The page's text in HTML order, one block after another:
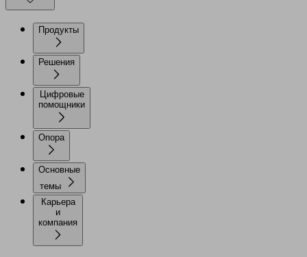
Продукты
Решения
Цифровые
помощники
Опора
Основные
темы
Карьера
и
компания